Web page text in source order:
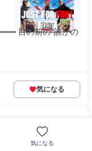
目の前の"誰かの
気になる
などの運営管理
気になる